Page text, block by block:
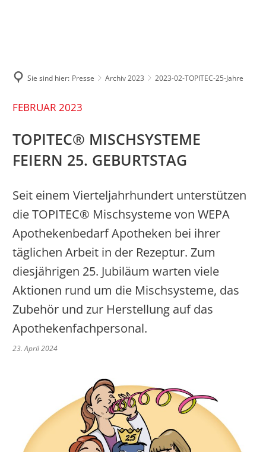
Apothekenwelt
Kunstraum am Limes
Sponsoring
BilderportalAktuelle Stellen
Sie sind hier: Presse Archiv 2023 2023-02-TOPITEC-25-Jahre
FEBRUAR 2023
TOPITEC® MISCHSYSTEME
FEIERN 25. GEBURTSTAG
Seit einem Vierteljahrhundert unterstützen
die TOPITEC® Mischsysteme von WEPA
Apothekenbedarf Apotheken bei ihrer
täglichen Arbeit in der Rezeptur. Zum
diesjährigen 25. Jubiläum warten viele
Aktionen rund um die Mischsysteme, das
Zubehör und zur Herstellung auf das
Apothekenfachpersonal.
23. April 2024